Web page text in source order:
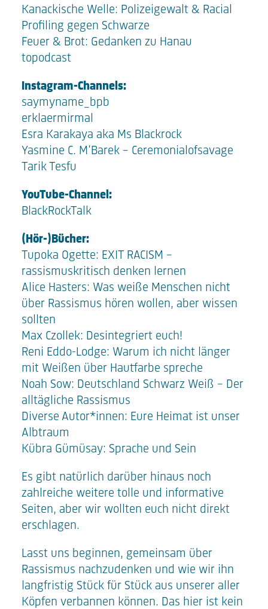
Kanackische Welle: Polizeigewalt & Racial
Profiling gegen Schwarze
Feuer & Brot: Gedanken zu Hanau
topodcast
Instagram-Channels:
saymyname_bpb
erklaermirmal
Esra Karakaya aka Ms Blackrock
Yasmine C. M'Barek - Ceremonialofsavage
Tarik Tesfu
YouTube-Channel:
BlackRockTalk
(Hör-)Bücher:
Tupoka Ogette: EXIT RACISM -
rassismuskritisch denken lernen
Alice Hasters: Was weiße Menschen nicht
über Rassismus hören wollen, aber wissen
sollten
Max Czollek: Desintegriert euch!
Reni Eddo-Lodge: Warum ich nicht länger
mit Weißen über Hautfarbe spreche
Noah Sow: Deutschland Schwarz Weiß - Der
alltägliche Rassismus
Diverse Autor*innen: Eure Heimat ist unser
Albtraum
Kübra Gümüsay: Sprache und Sein
Es gibt natürlich darüber hinaus noch
zahlreiche weitere tolle und informative
Seiten, aber wir wollten euch nicht direkt
erschlagen.
Lasst uns beginnen, gemeinsam über
Rassismus nachzudenken und wie wir ihn
langfristig Stück für Stück aus unserer aller
Köpfen verbannen können. Das hier ist kein